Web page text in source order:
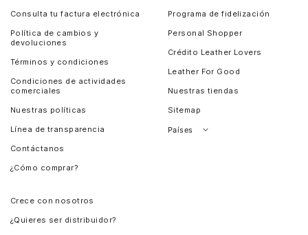
Consulta tu factura electrónica
Política de cambios y
devoluciones
Términos y condiciones
Condiciones de actividades
comerciales
Nuestras políticas
Línea de transparencia
Contáctanos
¿Cómo comprar?
Programa de fidelización
Personal Shopper
Crédito Leather Lovers
Leather For Good
Nuestras tiendas
Sitemap
Países
Crece con nosotros
¿Quieres ser distribuidor?